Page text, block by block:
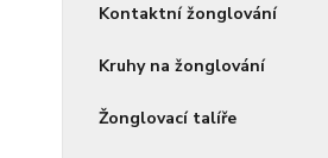
Kontaktní žonglování
Kruhy na žonglování
Žonglovací talíře